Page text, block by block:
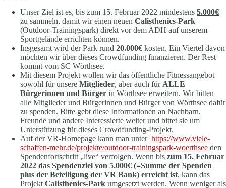
Unser Ziel ist es, bis zum 15. Februar 2022 mindestens 5.000€
zu sammeln, damit wir einen neuen Calisthenics-Park
(Outdoor-Trainingspark) direkt vor dem ADH auf unserem
Sportgelände errichten können.
Insgesamt wird der Park rund 20.000€ kosten. Ein Viertel davon
möchten wir über dieses Crowdfunding finanzieren. Der Rest
kommt vom SC Wörthsee.
Mit diesem Projekt wollen wir das öffentliche Fitnessangebot
sowohl für unsere Mitglieder, aber auch fürALLE
Bürgerinnen und Bürger in Wörthsee erweitern. Wir bitten
alle Mitglieder und Bürgerinnen und Bürger von Wörthsee dafür
zu spenden. Bitte gebt diese Informationen an Nachbarn,
Freunde und andere Interessierte weiter und bittet sie um
Unterstützung für dieses Crowdfunding-Projekt.
Auf der VR-Homepage kann man unter https://www.viele-
schaffen-mehr.de/projekte/outdoor-trainingspark-woerthsee den
Spendenfortschritt „live“ verfolgen. Wenn bis zum 15. Februar
2022 das Spendenziel von 5.000€ (=Summe der Spenden
plus der Beteiligung der VR Bank) erreicht ist, kann das
ProjektCalisthenics-Park umgesetzt werden. Wenn weniger als